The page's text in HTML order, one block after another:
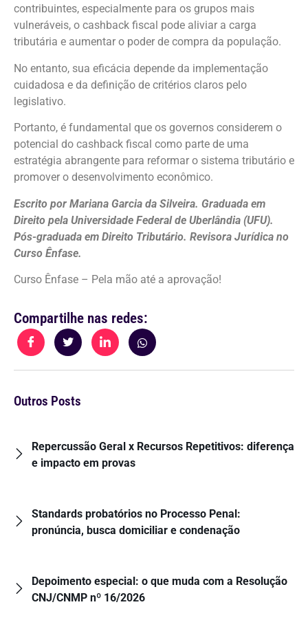
contribuintes, especialmente para os grupos mais
vulneráveis, o cashback fiscal pode aliviar a carga
tributária e aumentar o poder de compra da população.
No entanto, sua eficácia depende da implementação
cuidadosa e da definição de critérios claros pelo
legislativo.
Portanto, é fundamental que os governos considerem o
potencial do cashback fiscal como parte de uma
estratégia abrangente para reformar o sistema tributário e
promover o desenvolvimento econômico.
Escrito por Mariana Garcia da Silveira. Graduada em
Direito pela Universidade Federal de Uberlândia (UFU).
Pós-graduada em Direito Tributário. Revisora Jurídica no
Curso Ênfase.
Curso Ênfase – Pela mão até a aprovação!
Compartilhe nas redes:
Outros Posts
Repercussão Geral x Recursos Repetitivos: diferença
e impacto em provas
Standards probatórios no Processo Penal:
pronúncia, busca domiciliar e condenação
Depoimento especial: o que muda com a Resolução
CNJ/CNMP nº 16/2026